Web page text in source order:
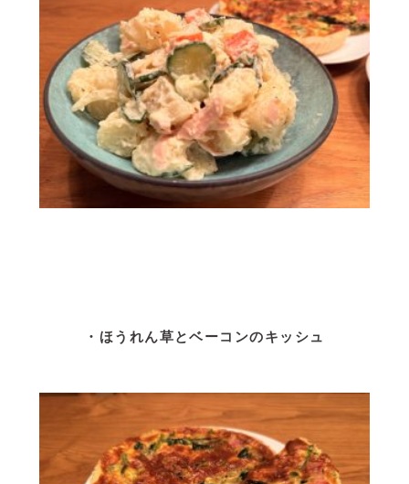
・ほうれん草とベーコンのキッシュ